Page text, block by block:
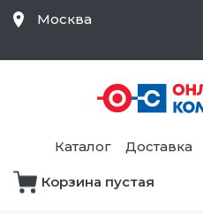
Москва
Каталог Доставка
Корзина пустая
Средства Контроля
Статического
Электричества и
Безопасности,
Товары для Чистых